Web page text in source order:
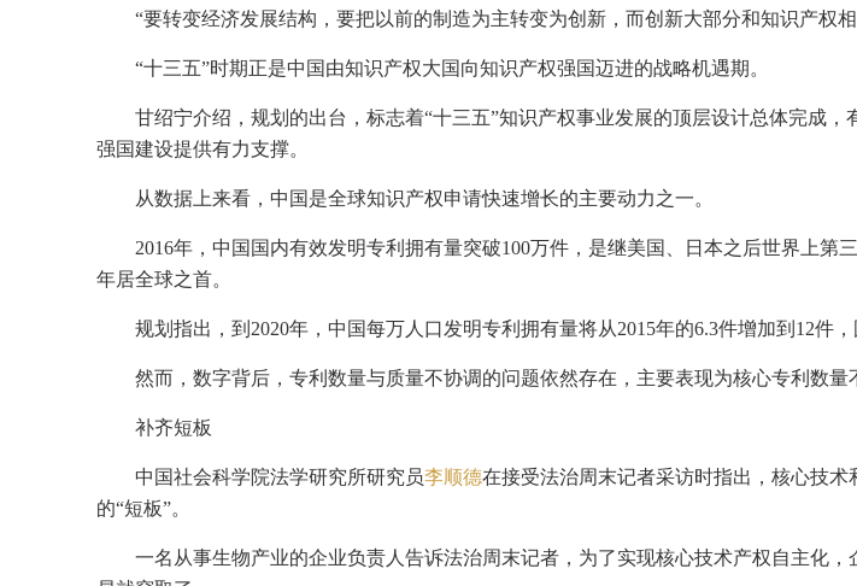
“要转变经济发展结构，要把以前的制造为主转变为创新，而创新大部分和知识产权
“十三五”时期正是中国由知识产权大国向知识产权强国迈进的战略机遇期。
甘绍宁介绍，规划的出台，标志着“十三五”知识产权事业发展的顶层设计总体完成
强国建设提供有力支撑。
从数据上来看，中国是全球知识产权申请快速增长的主要动力之一。
2016年，中国国内有效发明专利拥有量突破100万件，是继美国、日本之后世界上
年居全球之首。
规划指出，到2020年，中国每万人口发明专利拥有量将从2015年的6.3件增加到12件
然而，数字背后，专利数量与质量不协调的问题依然存在，主要表现为核心专利数量
补齐短板
中国社会科学院法学研究所研究员李顺德在接受法治周末记者采访时指出，核心技
的“短板”。
一名从事生物产业的企业负责人告诉法治周末记者，为了实现核心技术产权自主化